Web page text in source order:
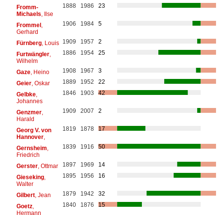
Fromm-
Michaels , Ilse
1888 1986 23
Frommel,
Gerhard
1906 1984 5
Fürnberg, Louis 1909 1957
2
Furtwängler,
Wilhelm
1886 1954 25
Gaze, Heino 1908 1967
3
Geier, Oskar 1889 1952
22
Gelbke,
Johannes
1846 1903 42
Genzmer,
Harald
1909 2007 2
Georg V. von
Hannover,
1819 1878 17
Gernsheim
Friedrich
1839 1916 50
Gerster, Ottmar 1897 1969
14
Gieseking,
Walter
1895 1956 16
Gilbert, Jean 1879 1942
32
Goetz,
Hermann
1840 1876 15